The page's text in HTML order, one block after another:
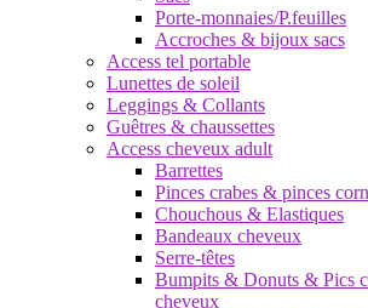
Porte-monnaies/P.feuilles
Accroches & bijoux sacs
Access tel portable
Lunettes de soleil
Leggings & Collants
Guêtres & chaussettes
Access cheveux adult
Barrettes
Pinces crabes & pinces
Chouchous & Elastiques
Bandeaux cheveux
Serre-têtes
Bumpits & Donuts & Pics
cheveux